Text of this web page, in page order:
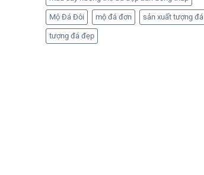
Mộ Đá Đôi mộ đá đơn sản xuất tượng đá
tượng đá đẹp